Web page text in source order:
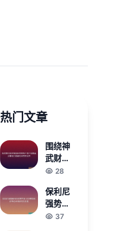
热门文章
围绕神
武财迷
鬼揭秘
世与江
湖奇闻
故事背
28
保利尼
强势晋
级迈阿
37